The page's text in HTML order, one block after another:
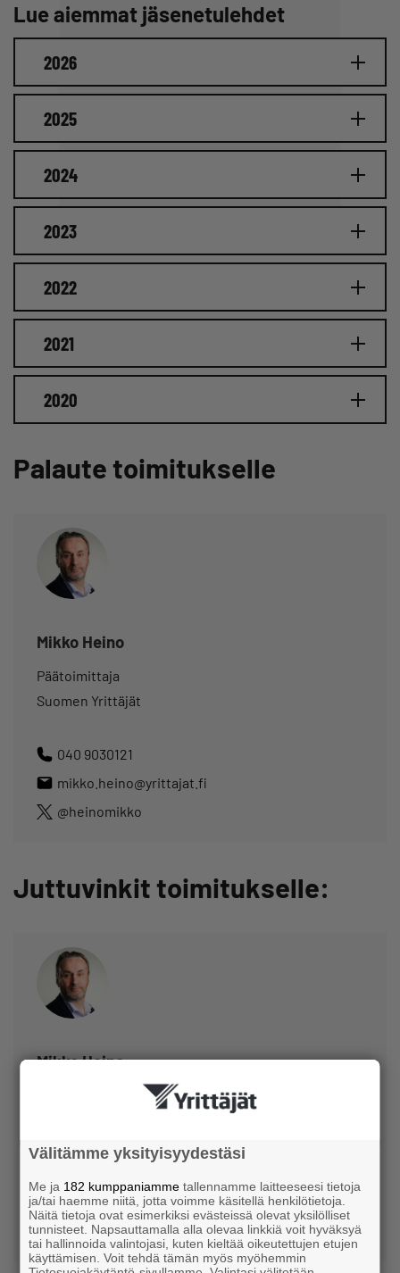
Lue aiemmat jäsenetulehdet
2026
2025
2024
2023
2022
2021
2020
Palaute toimitukselle
Mikko Heino
Päätoimittaja
Suomen Yrittäjät
040 9030121
mikko.heino@yrittajat.fi
@heinomikko
Juttuvinkit toimitukselle:
Mikko Heino
mikko.heino@yrittajat.fi
@heinomikko
Välitämme yksityisyydestäsi
Me ja 182 kumppaniamme tallennamme laitteeseesi tietoja
ja/tai haemme niitä, jotta voimme käsitellä henkilötietoja.
Näitä tietoja ovat esimerkiksi evästeissä olevat yksilölliset
tunnisteet. Napsauttamalla alla olevaa linkkiä voit hyväksyä
tai hallinnoida valintojasi, kuten kieltää oikeutettujen etujen
käyttämisen. Voit tehdä tämän myös myöhemmin